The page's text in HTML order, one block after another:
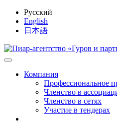
Русский
English
日本語
Компания
Профессиональное
Членство в
Членство в сетях
Участие в тендерах